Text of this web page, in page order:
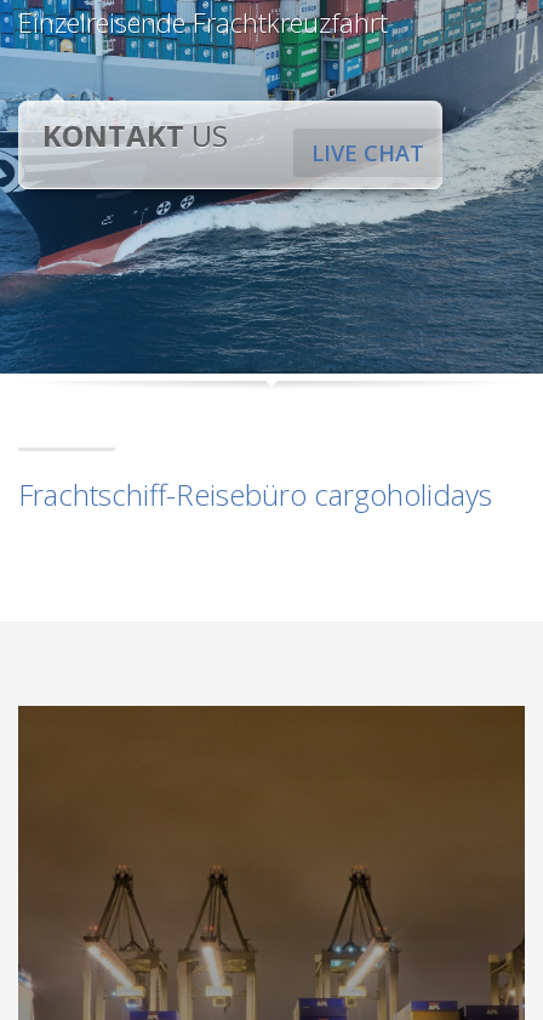
Einzelreisende Frachtkreuzfahrt
LIVE CHAT
KONTAKTUS
Frachtschiff-Reisebüro cargoholidays